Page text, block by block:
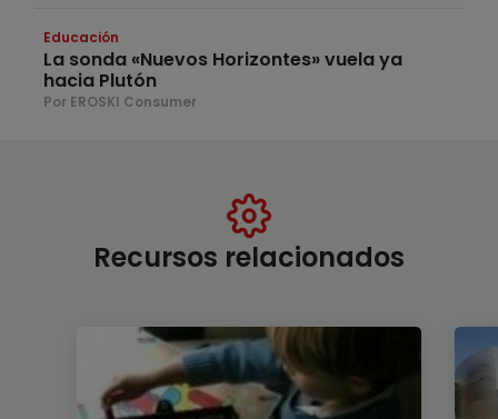
Educación
La sonda «Nuevos Horizontes» vuela ya
hacia Plutón
Por EROSKI Consumer
Recursos relacionados